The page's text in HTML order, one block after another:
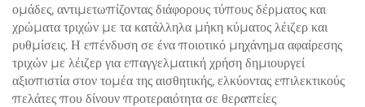
ομάδες, αντιμετωπίζοντας διάφορους τύπους δέρματος και
χρώματα τριχών με τα κατάλληλα μήκη κύματος λέιζερ και
ρυθμίσεις. Η επένδυση σε ένα ποιοτικό μηχάνημα αφαίρεσης
τριχών με λέιζερ για επαγγελματική χρήση δημιουργεί
αξιοπιστία στον τομέα της αισθητικής, ελκύοντας επιλεκτικούς
πελάτες που δίνουν προτεραιότητα σε θεραπείες